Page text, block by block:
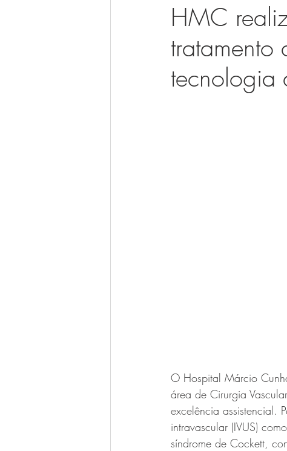
HMC
tratamento
tecnologia
O Hospital Márcio
área de Cirurgia
excelência assistencial.
intravascular (IVUS)
síndrome de Cockett,